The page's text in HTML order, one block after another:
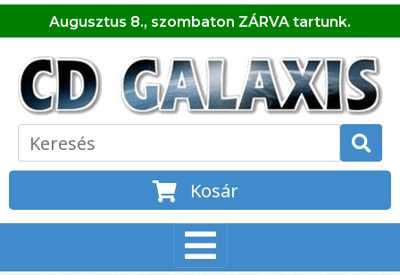
Augusztus 8., szombaton ZÁRVA tartunk.
Kosár